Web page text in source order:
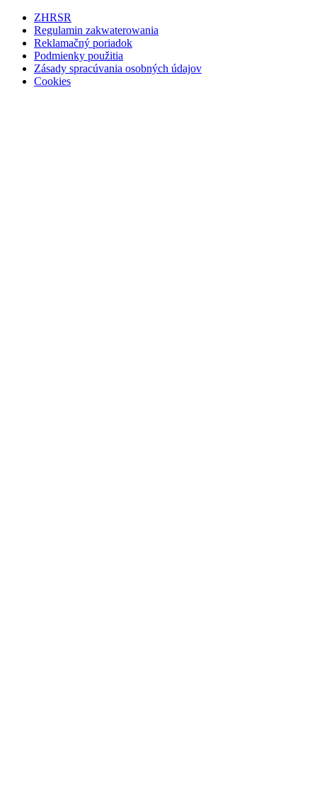
ZHRSR
Regulamin zakwaterowania
Reklamačný poriadok
Podmienky použitia
Zásady spracúvania osobných údajov
Cookies